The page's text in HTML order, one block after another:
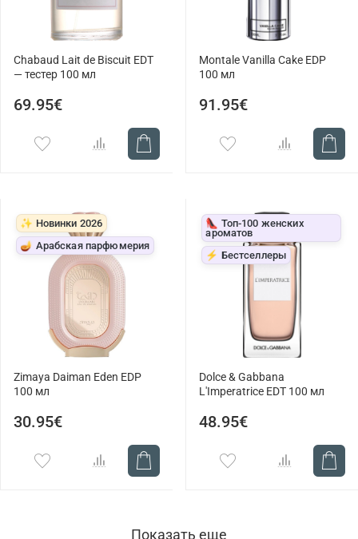
Chabaud Lait de Biscuit EDT
— тестер 100 мл
69.95€
Montale Vanilla Cake EDP
100 мл
91.95€
✨ Новинки 2026
🪔 Арабская парфюмерия
Zimaya Daiman Eden EDP
100 мл
30.95€
👠 Топ-100 женских
ароматов
⚡ Бестселлеры
Dolce & Gabbana
L'Imperatrice EDT 100 мл
48.95€
Показать еще